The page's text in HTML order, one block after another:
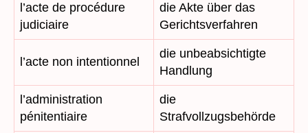
l’acte de procédure
judiciaire
die Akte über das
Gerichtsverfahren
l’acte non intentionnel
die unbeabsichtigte
Handlung
l’administration
pénitentiaire
die
Strafvollzugsbehörde